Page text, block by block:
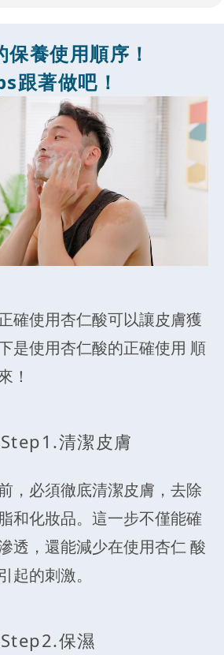
保養使用順序！
跟著做吧！
確使用杏仁酸可以讓皮膚獲
是使用杏仁酸的正確使用 順
！
1.清潔皮膚
，必須徹底清潔皮膚，去除
和化妝品。這一步不僅能確
透，還能減少在使用杏仁 酸
起的刺激。
2.保濕